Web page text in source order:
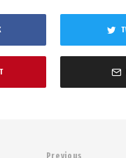
Previous